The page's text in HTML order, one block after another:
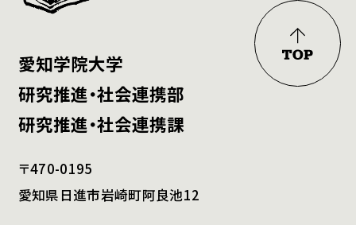
愛知学院大学
研究推進・社会連携部
研究推進・社会連携課
〒470-0195
愛知県日進市岩崎町阿良池12